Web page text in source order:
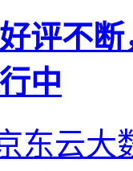
评不
中
东云大